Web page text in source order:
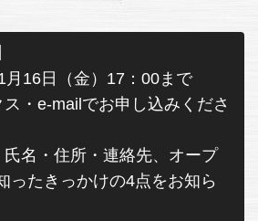
月16日（金）17：00まで
・e-mailでお申し込みくださ
名・住所・連絡先、オープ
ったきっかけの4点をお知ら